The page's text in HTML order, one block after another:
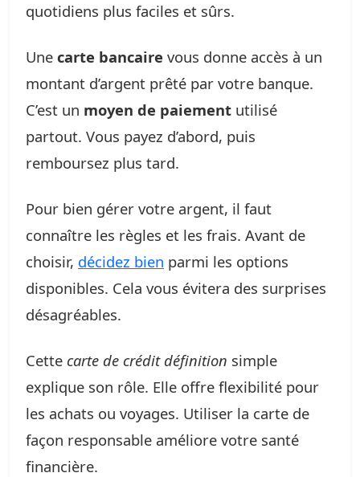
quotidiens plus faciles et sûrs.
Une carte bancaire vous donne accès à un
montant d’argent prêté par votre banque.
C’est un moyen de paiement utilisé
partout. Vous payez d’abord, puis
remboursez plus tard.
Pour bien gérer votre argent, il faut
connaître les règles et les frais. Avant de
choisir, décidez bien parmi les options
disponibles. Cela vous évitera des surprises
désagréables.
Cette carte de crédit définition simple
explique son rôle. Elle offre flexibilité pour
les achats ou voyages. Utiliser la carte de
façon responsable améliore votre santé
financière.